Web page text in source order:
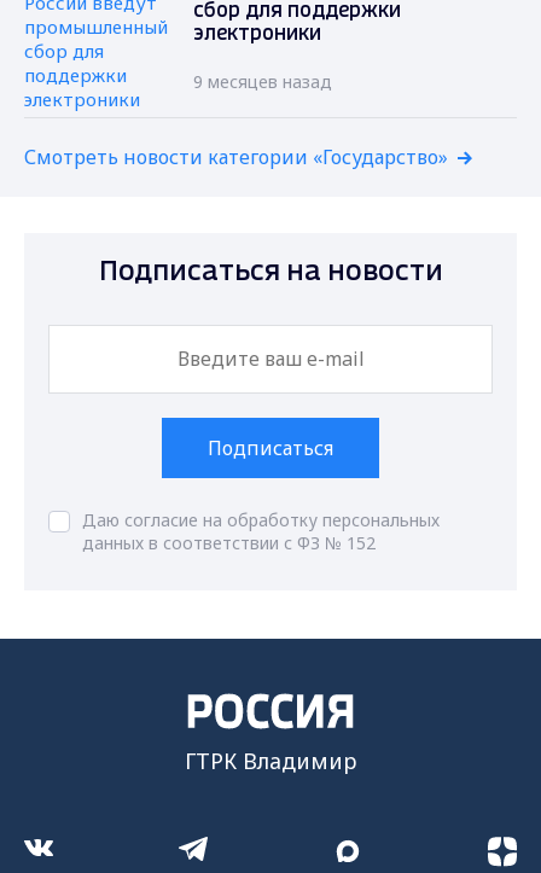
сбор для поддержки
электроники
9 месяцев назад
Смотреть новости категории «Государство»
Подписаться на новости
Подписаться
Даю согласие на обработку персональных
данных в соответствии с ФЗ № 152
ГТРК Владимир